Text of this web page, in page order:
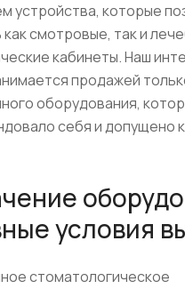
устройства, которые
смотровые, так и
кабинеты. Наш
продажей
оборудования,
себя и допущено
условия
стоматологическое